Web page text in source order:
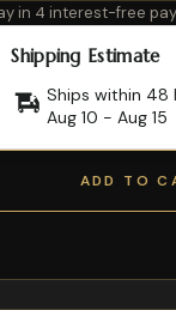
in 4 interest-free
Shipping Estimate
Ships within 48
Aug 10 -Aug 15
ADD TO